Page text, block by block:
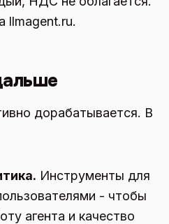
llmagent.ru.
дорабатывается. В
Инструменты для
- чтобы
агента и качество